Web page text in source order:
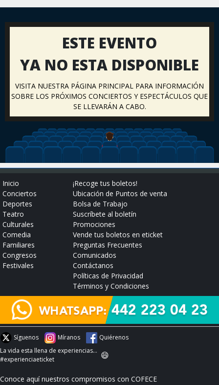
ESTE EVENTO
YA NO ESTA DISPONIBLE
VISITA NUESTRA PÁGINA PRINCIPAL PARA INFORMACIÓN
SOBRE LOS PRÓXIMOS CONCIERTOS Y ESPECTÁCULOS QUE
SE LLEVARÁN A CABO.
Inicio
Conciertos
Deportes
Teatro
Culturales
Comedia
Familiares
Congresos
Festivales
¡Recoge tus boletos!
Ubicación de Puntos de venta
Bolsa de Trabajo
Suscríbete al boletín
Promociones
Vende tus boletos en eticket
Preguntas Frecuentes
Comunicados
Contáctanos
Políticas de Privacidad
Términos y Condiciones
Síguenos Míranos
Quiérenos
La vida esta llena de experiencias...
#experienciaeticket
😄
Conoce aquí nuestros compromisos con COFECE